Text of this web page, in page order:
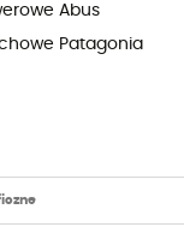
Abus
Patagonia